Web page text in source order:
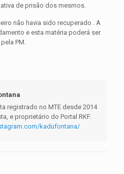
de prisão dos mesmos.
não havia sido recuperado . A
e esta matéria poderá ser
PM.
registrado no MTE desde 2014
e proprietário do Portal RKF.
kadufontana/